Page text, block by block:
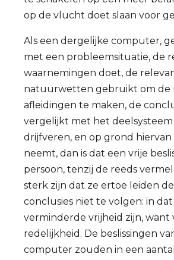
op de vlucht doet slaan voor
Als een dergelijke computer,
met een probleemsituatie, de
waarnemingen doet, de
natuurwetten gebruikt om de
afleidingen te maken, de
vergelijkt met het deelsysteem
drijfveren, en op grond hiervan
neemt, dan is dat een vrije
persoon, tenzij de reeds
sterk zijn dat ze ertoe leiden
conclusies niet te volgen: in
verminderde vrijheid zijn, want
redelijkheid. De beslissingen
computer zouden in een